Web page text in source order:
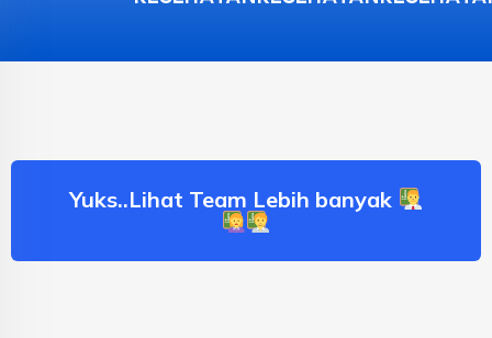
Yuks..Lihat Team Lebih banyak